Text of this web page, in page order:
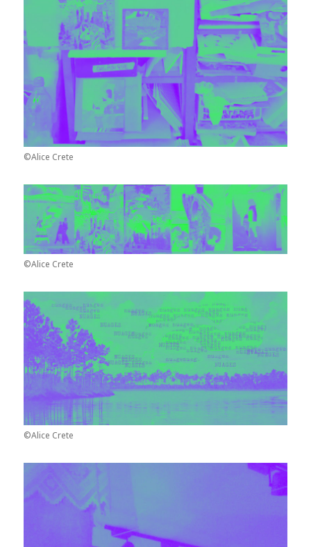
©Alice Crete
©Alice Crete
©Alice Crete